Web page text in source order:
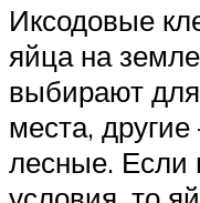
Иксодовые
яйца на
выбирают
места, другие
лесные. Если